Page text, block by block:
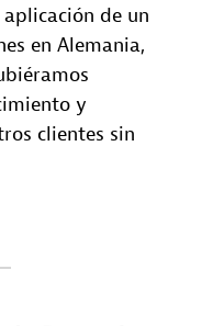
de un
en Alemania,
y
clientes sin